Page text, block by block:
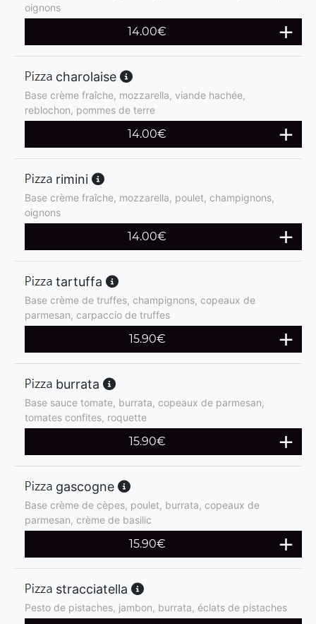
oignons
14.00€
charolaise
Base crème fraîche, mozzarella, viande hachée,
reblochon, pommes de terre
14.00€
rimini
Base crème fraîche, mozzarella, poulet, champignons,
oignons
14.00€
tartuffa
Base crème de truffes, champignons, copeaux de
parmesan, carpaccio de truffes
15.90€
burrata
Base sauce tomate, burrata, copeaux de parmesan,
tomates confites, roquette
15.90€
gascogne
Base crème de cèpes, poulet, burrata, copeaux de
parmesan, crème de basilic
15.90€
stracciatella
Pesto de pistaches, jambon, burrata, éclats de pistaches